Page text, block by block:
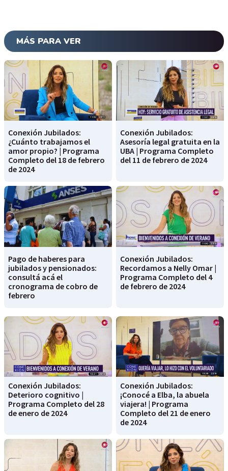
MÁS PARA VER
Conexión Jubilados:
¿Cuánto trabajamos el
amor propio? | Programa
Completo del 18 de febrero
de 2024
Conexión Jubilados:
Asesoría legal gratuita en la
UBA | Programa Completo
del 11 de febrero de 2024
Pago de haberes para
jubilados y pensionados:
consultá acá el
cronograma de cobro de
febrero
Conexión Jubilados:
Recordamos a Nelly Omar |
Programa Completo del 4
de febrero de 2024
Conexión Jubilados:
Deterioro cognitivo |
Programa Completo del 28
de enero de 2024
Conexión Jubilados:
¡Conocé a Elba, la abuela
viajera! | Programa
Completo del 21 de enero
de 2024